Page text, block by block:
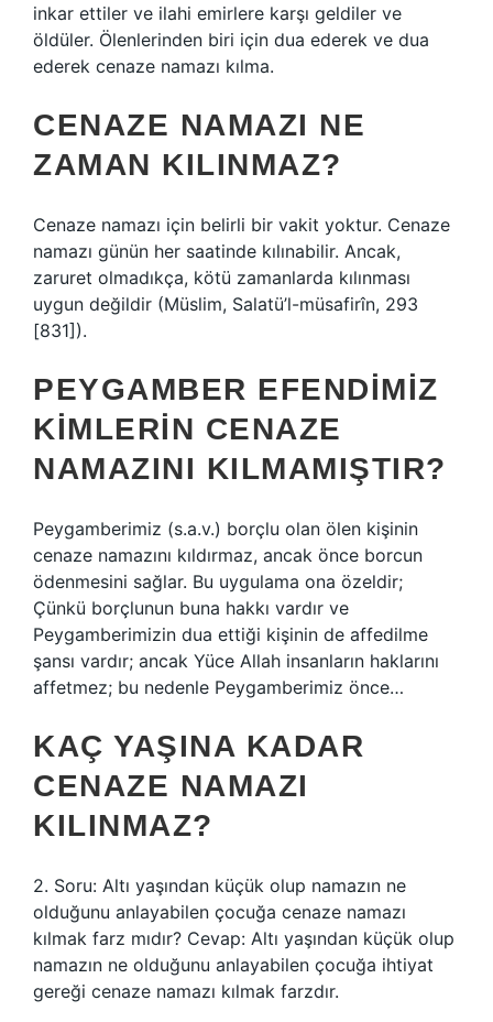
inkar ettiler ve ilahi emirlere karşı geldiler ve
öldüler. Ölenlerinden biri için dua ederek ve dua
ederek cenaze namazı kılma.
CENAZE NAMAZI NE
ZAMAN KILINMAZ?
Cenaze namazı için belirli bir vakit yoktur. Cenaze
namazı günün her saatinde kılınabilir. Ancak,
zaruret olmadıkça, kötü zamanlarda kılınması
uygun değildir (Müslim, Salatü’l-müsafirîn, 293
[831]).
PEYGAMBER EFENDIMIZ
KIMLERIN CENAZE
NAMAZINI KILMAMIŞTIR?
Peygamberimiz (s.a.v.) borçlu olan ölen kişinin
cenaze namazını kıldırmaz, ancak önce borcun
ödenmesini sağlar. Bu uygulama ona özeldir;
Çünkü borçlunun buna hakkı vardır ve
Peygamberimizin dua ettiği kişinin de affedilme
şansı vardır; ancak Yüce Allah insanların haklarını
affetmez; bu nedenle Peygamberimiz önce…
KAÇ YAŞINA KADAR
CENAZE NAMAZI
KILINMAZ?
2. Soru: Altı yaşından küçük olup namazın ne
olduğunu anlayabilen çocuğa cenaze namazı
kılmak farz mıdır? Cevap: Altı yaşından küçük olup
namazın ne olduğunu anlayabilen çocuğa ihtiyat
gereği cenaze namazı kılmak farzdır.